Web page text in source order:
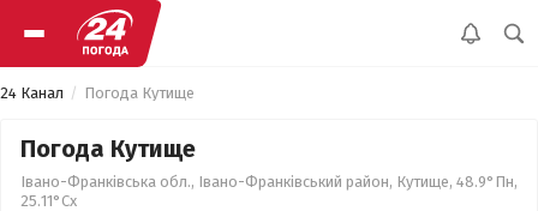
24 Канал Погода Кутище
Погода Кутище
Івано-Франківська обл., Івано-Франківський район, Кутище, 48.9°Пн,
25.11°Сх